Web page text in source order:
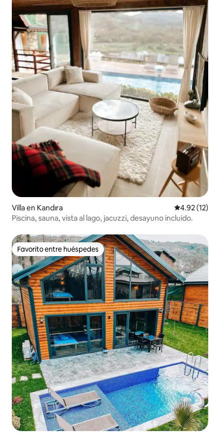
Villa en Kandıra Calificación
4.92 (12)
Piscina, sauna, vista al lago, jacuzzi, desayuno incluido.
Favorito entre huéspedes
Favorito entre huéspedes